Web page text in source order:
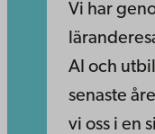
Vi har
AI och
senaste
vi oss i en